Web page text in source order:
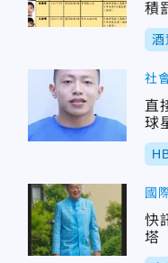
積
酒
社
直
球
開
國
快
塔